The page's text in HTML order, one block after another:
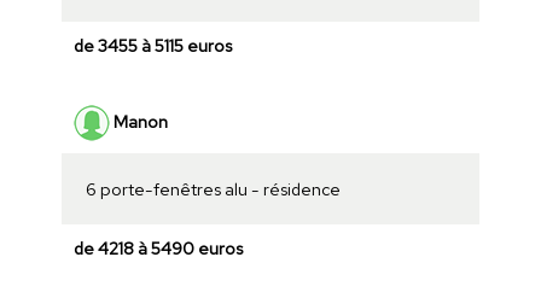
de 3455 à 5115 euros
Manon
6 porte-fenêtres alu - résidence
de 4218 à 5490 euros